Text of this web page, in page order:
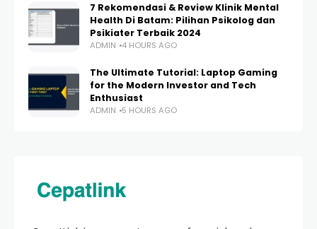
7 Rekomendasi & Review Klinik Mental
Health Di Batam: Pilihan Psikolog dan
Psikiater Terbaik 2024
ADMIN 4 HOURS AGO
The Ultimate Tutorial: Laptop Gaming
for the Modern Investor and Tech
Enthusiast
ADMIN 5 HOURS AGO